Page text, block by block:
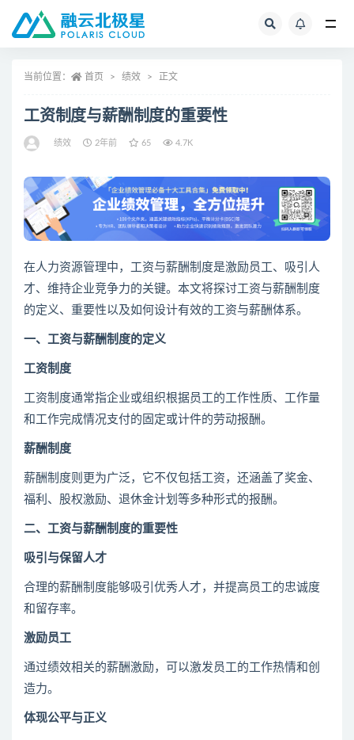
当前位置： 首页 绩效 正文
工资制度与薪酬制度的重要性
绩效 2年前 65 4.7K
在人力资源管理中，工资与薪酬制度是激励员工、吸引人
才、维持企业竞争力的关键。本文将探讨工资与薪酬制度
的定义、重要性以及如何设计有效的工资与薪酬体系。
一、工资与薪酬制度的定义
工资制度
工资制度通常指企业或组织根据员工的工作性质、工作量
和工作完成情况支付的固定或计件的劳动报酬。
薪酬制度
薪酬制度则更为广泛，它不仅包括工资，还涵盖了奖金、
福利、股权激励、退休金计划等多种形式的报酬。
二、 工资与薪酬制度的重要性
吸引与保留人才
合理的薪酬制度能够吸引优秀人才，并提高员工的忠诚度
和留存率。
激励员工
通过绩效相关的薪酬激励，可以激发员工的工作热情和创
造力。
体现公平与正义